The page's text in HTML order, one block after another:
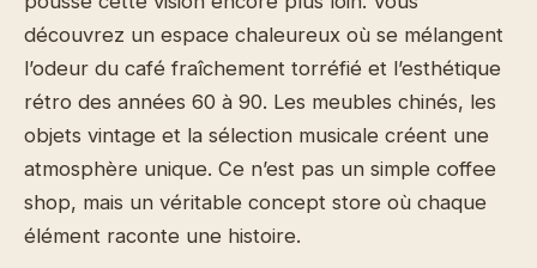
découvrez un espace chaleureux où se mélangent
l’odeur du café fraîchement torréfié et l’esthétique
rétro des années 60 à 90. Les meubles chinés, les
objets vintage et la sélection musicale créent une
atmosphère unique. Ce n’est pas un simple coffee
shop, mais un véritable concept store où chaque
élément raconte une histoire.